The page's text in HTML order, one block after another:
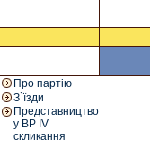
Про партію
З`їзди
Представництво
у ВР IV
скликання